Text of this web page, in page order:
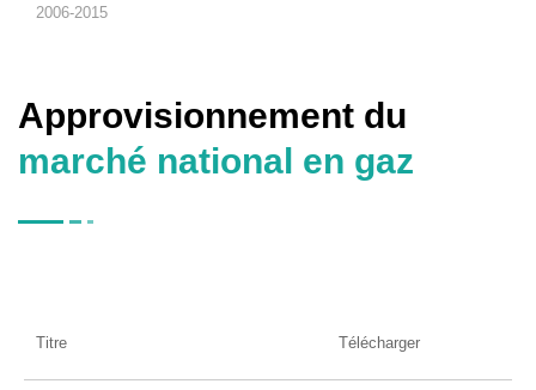
2006-2015
Approvisionnement du
marché national en gaz
Titre Télécharger